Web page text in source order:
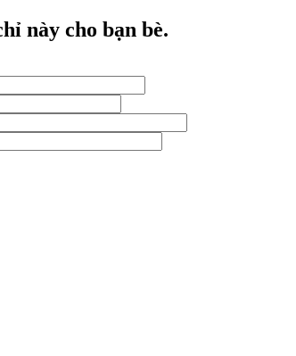
này cho bạn bè.